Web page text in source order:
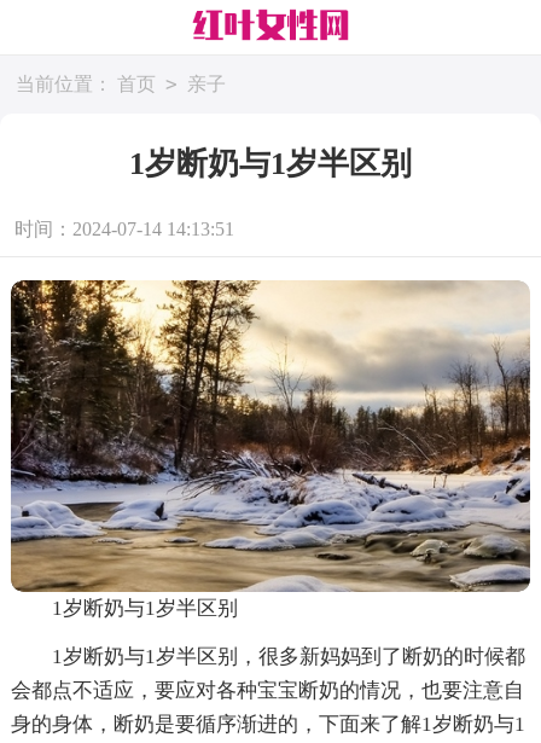
当前位置： 首页 > 亲子
1岁断奶与1岁半区别
时间：2024-07-14 14:13:51
1岁断奶与1岁半区别
1岁断奶与1岁半区别，很多新妈妈到了断奶的时候都
会都点不适应，要应对各种宝宝断奶的情况，也要注意自
身的身体，断奶是要循序渐进的，下面来了解1岁断奶与1